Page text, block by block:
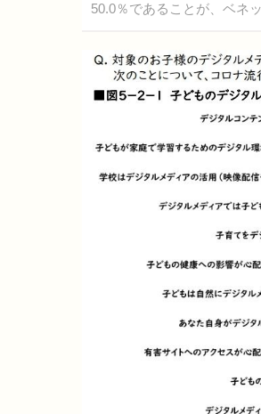
50.0％であることが、ベネ